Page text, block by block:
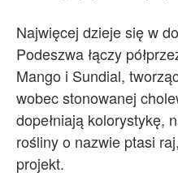
Najwięcej dzieje się w
Podeszwa łączy
Mango i Sundial,
wobec stonowanej
dopełniają kolorystykę,
rośliny o nazwie ptasi
projekt.